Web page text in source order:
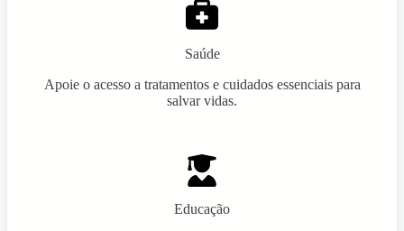
Saúde
Apoie o acesso a tratamentos e cuidados essenciais para
salvar vidas.
Educação